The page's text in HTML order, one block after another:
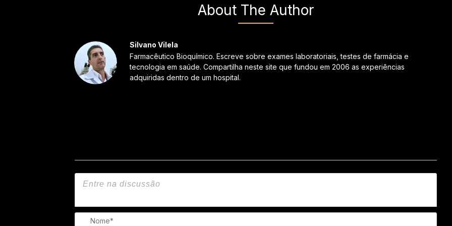
About The Author
Silvano Vilela
Farmacêutico Bioquímico. Escreve sobre exames laboratoriais, testes de farmácia e
tecnologia em saúde. Compartilha neste site que fundou em 2006 as experiências
adquiridas dentro de um hospital.